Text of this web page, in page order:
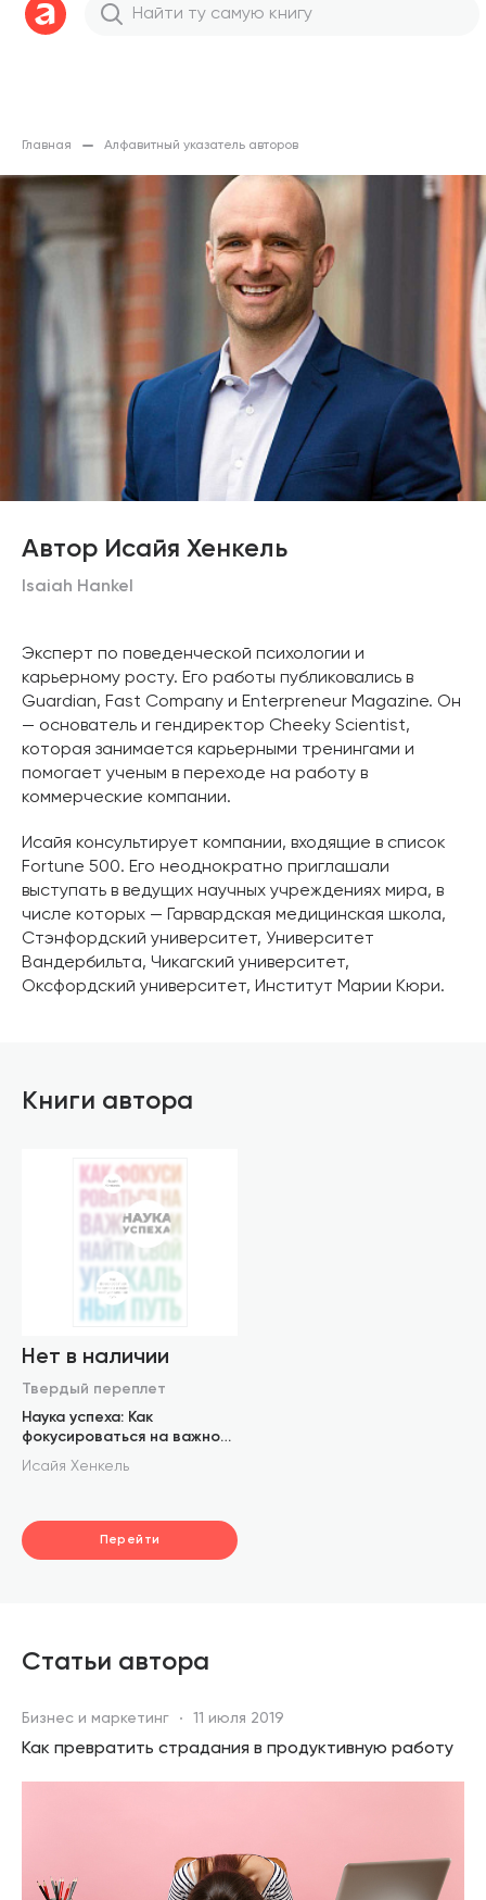
Главная Алфавитный указатель авторов
Автор Исайя Хенкель
Isaiah Hankel
Эксперт по поведенческой психологии и
карьерному росту. Его работы публиковались в
Guardian, Fast Company и Enterpreneur Magazine. Он
— основатель и гендиректор Cheeky Scientist,
которая занимается карьерными тренингами и
помогает ученым в переходе на работу в
коммерческие компании.
Исайя консультирует компании, входящие в список
Fortune 500. Его неоднократно приглашали
выступать в ведущих научных учреждениях мира, в
числе которых — Гарвардская медицинская школа,
Стэнфордский университет, Университет
Вандербильта, Чикагский университет,
Оксфордский университет, Институт Марии Кюри.
Книги автора
Нет в наличии
Твердый переплет
Наука успеха: Как
фокусироваться на важном
и найти свой уникальный
Исайя Хенкель
Перейти
Статьи автора
Бизнес и маркетинг 11 июля 2019
Как превратить страдания в продуктивную работу